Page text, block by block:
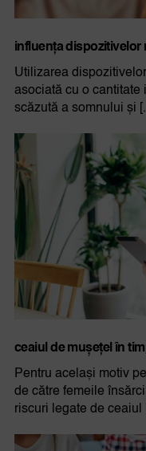
influența dispozitivelor
Utilizarea
asociată cu o cantitate
scăzută a somnului și
ceaiul de mușețel în
Pentru același motiv
de către femeile
riscuri legate de ceaiul